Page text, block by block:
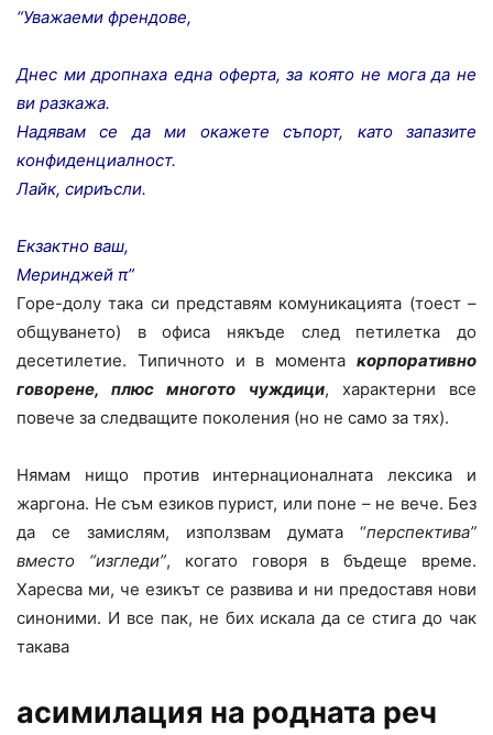
“Уважаеми френдове,
Днес ми дропнаха една оферта, за която не мога да не
ви разкажа.
Надявам се да ми окажете съпорт, като запазите
конфиденциалност.
Лайк, сириъсли.
Екзактно ваш,
Меринджей π”
Горе-долу така си представям комуникацията (тоест –
общуването) в офиса някъде след петилетка до
десетилетие. Типичното и в момента корпоративно
говорене, плюс многото чуждици, характерни все
повече за следващите поколения (но не само за тях).
Нямам нищо против интернационалната лексика и
жаргона. Не съм езиков пурист, или поне – не вече. Без
да се замислям, използвам думата “перспектива”
вместо “изгледи”, когато говоря в бъдеще време.
Харесва ми, че езикът се развива и ни предоставя нови
синоними. И все пак, не бих искала да се стига до чак
такава
асимилация на родната реч